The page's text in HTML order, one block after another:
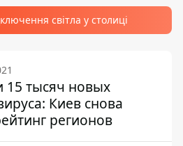
світла у столиці
15 тысяч новых
Киев снова
регионов